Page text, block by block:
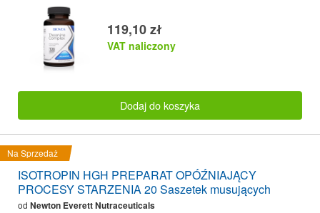
119,10 zł
VAT naliczony
Dodaj do koszyka
Na Sprzedaż
ISOTROPIN HGH PREPARAT OPÓŹNIAJĄCY
PROCESY STARZENIA 20 Saszetek musujących
od Newton Everett Nutraceuticals